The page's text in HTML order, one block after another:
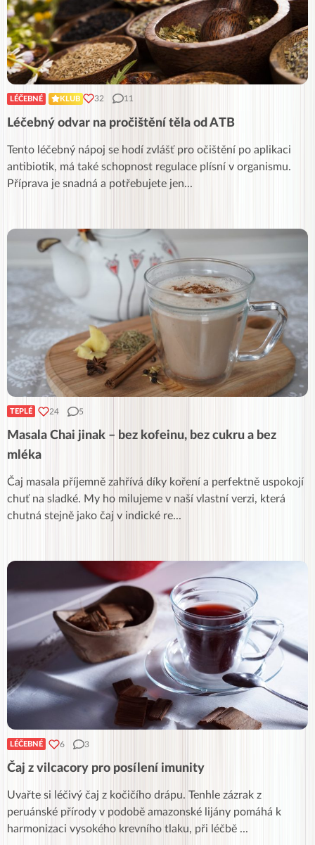
LÉČEBNÉ KLUB 32 11
Léčebný odvar na pročištění těla od ATB
Tento léčebný nápoj se hodí zvlášť pro očištění po aplikaci
antibiotik, má také schopnost regulace plísní v organismu.
Příprava je snadná a potřebujete jen...
TEPLÉ 24 5
Masala Chai jinak – bez kofeinu, bez cukru a bez
mléka
Čaj masala příjemně zahřívá díky koření a perfektně uspokojí
chuť na sladké. My ho milujeme v naší vlastní verzi, která
chutná stejně jako čaj v indické re...
LÉČEBNÉ 6 3
Čaj z vilcacory pro posílení imunity
Uvařte si léčivý čaj z kočičího drápu. Tenhle zázrak z
peruánské přírody v podobě amazonské lijány pomáhá k
harmonizaci vysokého krevního tlaku, při léčbě ...